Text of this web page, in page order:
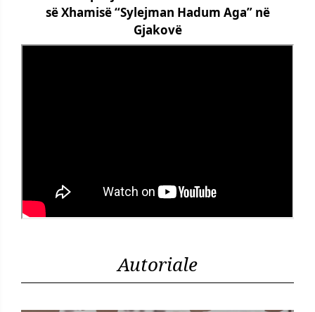
së Xhamisë “Sylejman Hadum Aga” në
Gjakovë
Autoriale